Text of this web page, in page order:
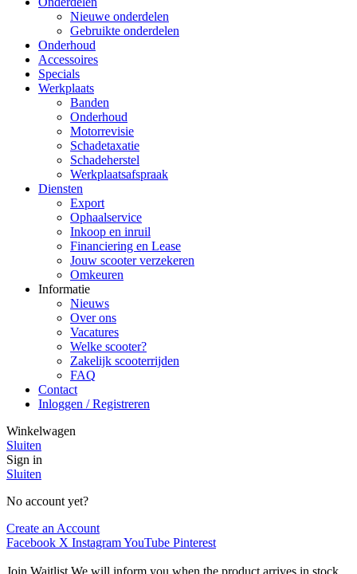
Nieuwe onderdelen
Gebruikte onderdelen
Onderhoud
Accessoires
Specials
Werkplaats
Banden
Onderhoud
Motorrevisie
Schadetaxatie
Schadeherstel
Werkplaatsafspraak
Diensten
Export
Ophaalservice
Inkoop en inruil
Financiering en Lease
Jouw scooter verzekeren
Omkeuren
Informatie
Nieuws
Over ons
Vacatures
Welke scooter?
Zakelijk scooterrijden
FAQ
Contact
Inloggen / Registreren
Winkelwagen
Sluiten
Sign in
Sluiten
No account yet?
Create an Account
Facebook X InstagramYouTube Pinterest
Join Waitlist We will inform you when the product arrives in stock.